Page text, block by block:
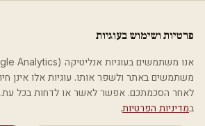
מאמריםקטגוריותחיפושאודות
בית קטגוריות אסתטיקה רפואית כרוגית
אסתטיקה רפואית
פרטיות ושימוש בעוגיות
משתמשים באתר ולשפר אותו. עוגיות אלו אינן
לאחר הסכמתכם. אפשר לאשר או לדחות בכל עת.
במדיניות הפרטיות.